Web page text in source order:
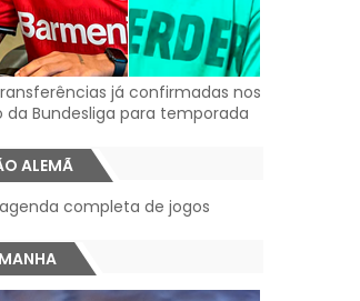
já confirmadas nos
da Bundesliga para temporada
ALEMÃ
completa de jogos